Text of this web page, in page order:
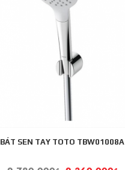
BÁT SEN TAY TOTO TBW01008A